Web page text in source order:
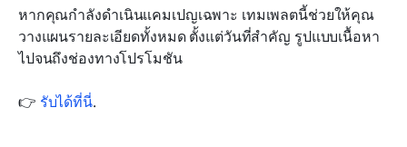
หากคุณกำลังดำเนินแคมเปญเฉพาะ เทมเพลตนี้ช่วยให้คุณ
วางแผนรายละเอียดทั้งหมด ตั้งแต่วันที่สำคัญ รูปแบบเนื้อหา
ไปจนถึงช่องทางโปรโมชัน
👉 รับได้ที่นี่.